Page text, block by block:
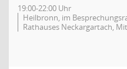
19:00-22:00 Uhr
Heilbronn, im
Rathauses Neckargartach,